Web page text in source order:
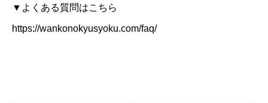
▼よくある質問はこちら
https://wankonokyusyoku.com/faq/